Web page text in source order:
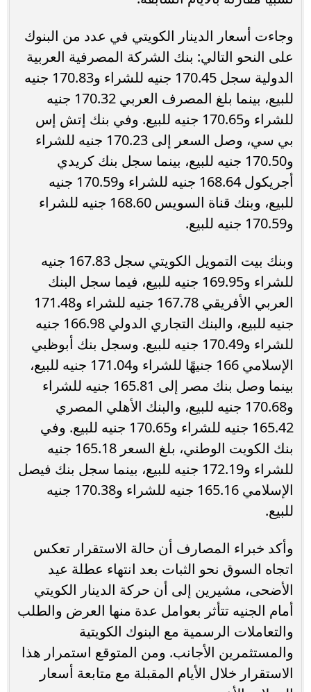
وجاءت أسعار الدينار الكويتي في عدد من البنوك
على النحو التالي: بنك الشركة المصرفية العربية
الدولية سجل 170.45 جنيه للشراء و170.83 جنيه
للبيع، بينما بلغ المصرف العربي 170.32 جنيه
للشراء و170.65 جنيه للبيع. وفي بنك إتش إس
بي سي، وصل السعر إلى 170.23 جنيه للشراء
و170.50 جنيه للبيع، بينما سجل بنك كريدي
أجريكول 168.64 جنيه للشراء و170.59 جنيه
للبيع، وبنك قناة السويس 168.60 جنيه للشراء
و170.59 جنيه للبيع.
وبنك بيت التمويل الكويتي سجل 167.83 جنيه
للشراء و169.95 جنيه للبيع، فيما سجل البنك
العربي الأفريقي 167.78 جنيه للشراء و171.48
جنيه للبيع، والبنك التجاري الدولي 166.98 جنيه
للشراء و170.49 جنيه للبيع. وسجل بنك أبوظبي
الإسلامي 166 جنيهًا للشراء و171.04 جنيه للبيع،
بينما وصل بنك مصر إلى 165.81 جنيه للشراء
و170.68 جنيه للبيع، والبنك الأهلي المصري
165.42 جنيه للشراء و170.65 جنيه للبيع. وفي
بنك الكويت الوطني، بلغ السعر 165.18 جنيه
للشراء و172.19 جنيه للبيع، بينما سجل بنك فيصل
الإسلامي 165.16 جنيه للشراء و170.38 جنيه
للبيع.
وأكد خبراء المصارف أن حالة الاستقرار تعكس
اتجاه السوق نحو الثبات بعد انتهاء عطلة عيد
الأضحى، مشيرين إلى أن حركة الدينار الكويتي
أمام الجنيه تتأثر بعوامل عدة منها العرض والطلب
والتعاملات الرسمية مع البنوك الكويتية
والمستثمرين الأجانب. ومن المتوقع استمرار هذا
الاستقرار خلال الأيام المقبلة مع متابعة أسعار